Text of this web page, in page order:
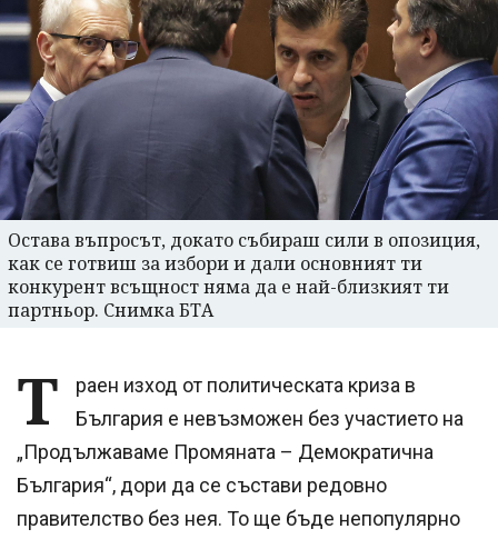
Остава въпросът, докато събираш сили в опозиция,
как се готвиш за избори и дали основният ти
конкурент всъщност няма да е най-близкият ти
партньор. Снимка БТА
Т
раен изход от политическата криза в
България е невъзможен без участието на
„Продължаваме Промяната – Демократична
България“, дори да се състави редовно
правителство без нея. То ще бъде непопулярно